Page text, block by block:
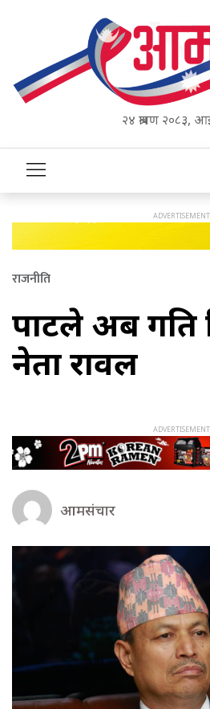
२४ श्रावण २०८३,
राजनीति
पार्टीले अब
नेता रावल
आमसंचार